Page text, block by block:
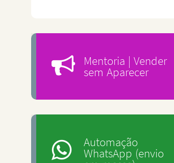
Mentoria | Vender
sem Aparecer
Automação
WhatsApp (envio